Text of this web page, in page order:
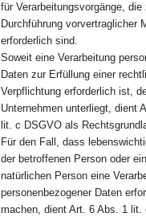
für Verarbeitungsvorgänge, die
Durchführung vorvertraglicher
erforderlich sind.
Soweit eine Verarbeitung
Daten zur Erfüllung einer
Verpflichtung erforderlich ist,
Unternehmen unterliegt, dient
lit. c DSGVO als
Für den Fall, dass
der betroffenen Person oder
natürlichen Person eine
personenbezogener Daten
machen, dient Art. 6 Abs. 1 lit.